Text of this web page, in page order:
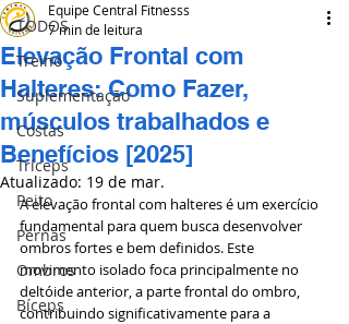
TODOS
Treino
Suplementação
Costas
Tríceps
Peito
Pernas
Ombros
Bíceps
Elevação Frontal com
Halteres: Como Fazer,
músculos trabalhados e
Benefícios [2025]
Equipe Central Fitnesss
7 min de leitura
Atualizado: 19 de mar.
A elevação frontal com halteres é um exercício
fundamental para quem busca desenvolver
ombros fortes e bem definidos. Este
movimento isolado foca principalmente no
deltóide anterior, a parte frontal do ombro,
contribuindo significativamente para a